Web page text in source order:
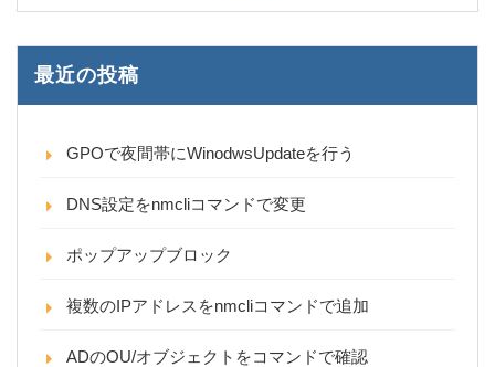
最近の投稿
GPOで夜間帯にWinodwsUpdateを行う
DNS設定をnmcliコマンドで変更
ポップアップブロック
複数のIPアドレスをnmcliコマンドで追加
ADのOU/オブジェクトをコマンドで確認